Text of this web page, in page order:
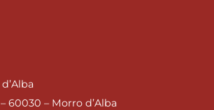
60030 – Morro d’Alba